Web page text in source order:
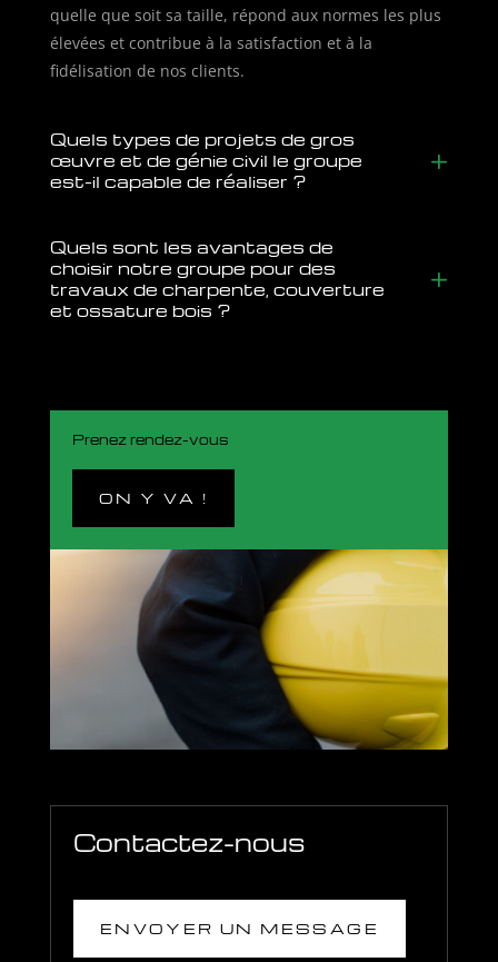
quelle que soit sa taille, répond aux normes les plus
élevées et contribue à la satisfaction et à la
fidélisation de nos clients.
Quels types de projets de gros
œuvre et de génie civil le groupe
est-il capable de réaliser ?
Quels sont les avantages de
choisir notre groupe pour des
travaux de charpente, couverture
et ossature bois ?
Prenez rendez-vous
ON Y VA !
Contactez-nous
ENVOYER UN MESSAGE